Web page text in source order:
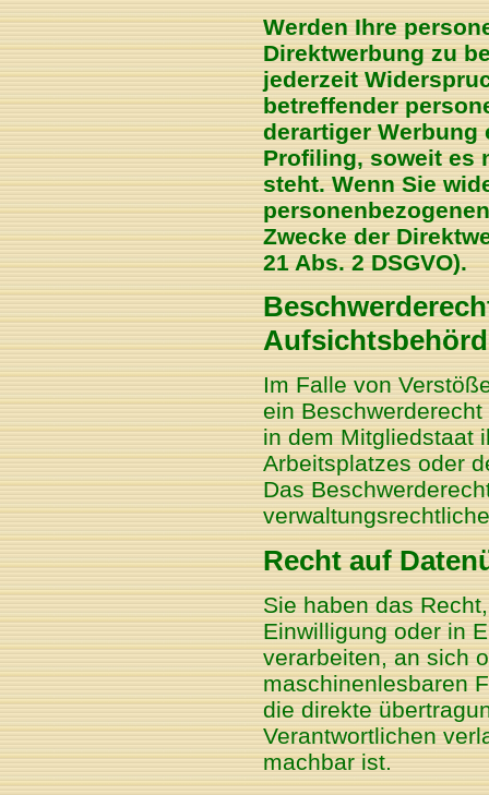
Werden Ihre
Direktwerbung zu
jederzeit
betreffender
derartiger
Profiling, soweit es
steht. Wenn Sie
Zwecke der
21 Abs. 2 DSGVO).
Im Falle von
ein
in dem Mitgliedstaat
Arbeitsplatzes oder
Das
Recht auf
Sie haben das
Einwilligung oder in
verarbeiten, an sich
maschinenlesbaren
die direkte
Verantwortlichen
machbar ist.